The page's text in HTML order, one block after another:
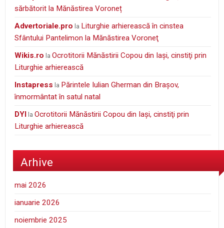
sărbătorit la Mănăstirea Voroneț
Advertoriale.pro la Liturghie arhierească în cinstea
Sfântului Pantelimon la Mănăstirea Voroneţ
wikis.ro laOcrotitorii Mănăstirii Copou din Iaşi, cinstiţi prin
Liturghie arhierească
Instapress la Părintele Iulian Gherman din Braşov,
înmormântat în satul natal
DYI laOcrotitorii Mănăstirii Copou din Iaşi, cinstiţi prin
Liturghie arhierească
Arhive
mai 2026
ianuarie 2026
noiembrie 2025